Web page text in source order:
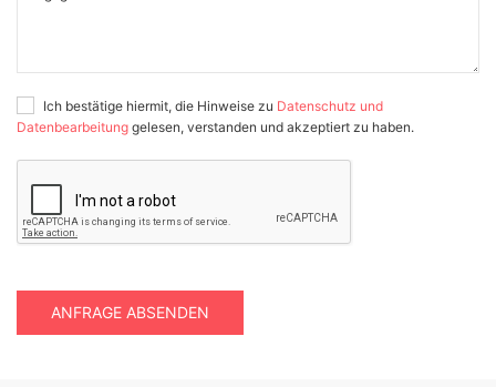
Ich bestätige hiermit, die Hinweise zu Datenschutz und
Datenbearbeitung gelesen, verstanden und akzeptiert zu haben.
ANFRAGE ABSENDEN